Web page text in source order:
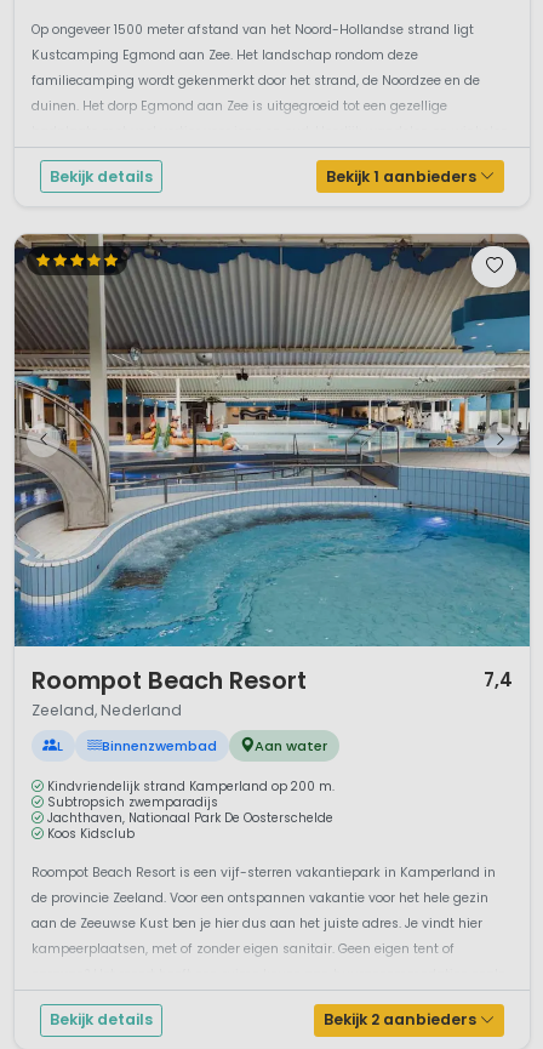
Op ongeveer 1500 meter afstand van het Noord-Hollandse strand ligt
Kustcamping Egmond aan Zee. Het landschap rondom deze
familiecamping wordt gekenmerkt door het strand, de Noordzee en de
duinen. Het dorp Egmond aan Zee is uitgegroeid tot een gezellige
en ondertussen lekker ...
Bekijk details Bekijk 1 aanbieders
Roompot Beach Resort 7,4
Zeeland, Nederland
L Binnenzwembad Aan water
Kindvriendelijk strand Kamperland op 200 m.
Subtropsich zwemparadijs
Jachthaven, Nationaal Park De Oosterschelde
Koos Kidsclub
Roompot Beach Resort is een vijf-sterren vakantiepark in Kamperland in
de provincie Zeeland. Voor een ontspannen vakantie voor het hele gezin
aan de Zeeuwse Kust ben je hier dus aan het juiste adres. Je vindt hier
kampeerplaatsen, met of zonder eigen sanitair. Geen eigen tent of
Bekijk details Bekijk 2 aanbieders